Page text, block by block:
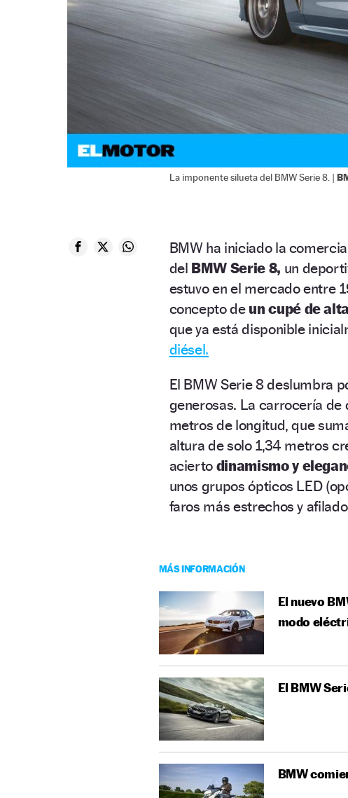
La imponente silueta del BMW Serie 8. |
BMW ha iniciado la
del BMW Serie 8, un
estuvo en el mercado entre
concepto de un cupé de
que ya está disponible
diésel.
El BMW Serie 8 deslumbra
generosas. La carrocería
metros de longitud, que
altura de solo 1,34 metros
acierto dinamismo y
unos grupos ópticos LED
faros más estrechos y
MÁS INFORMACIÓN
El nuevo
modo
El BMW
BMW